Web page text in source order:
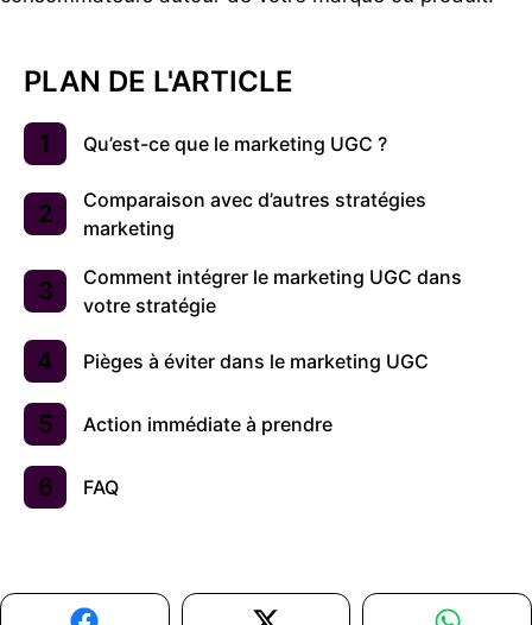
PLAN DE L'ARTICLE
Qu’est-ce que le marketing UGC ?
Comparaison avec d’autres stratégies
marketing
Comment intégrer le marketing UGC dans
votre stratégie
Pièges à éviter dans le marketing UGC
Action immédiate à prendre
FAQ